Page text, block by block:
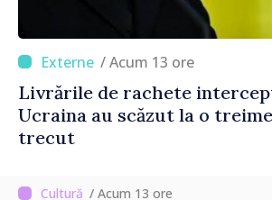
/ Acum 13 ore
Livrările de rachete
Ucraina au scăzut la o
trecut
/ Acum 13 ore